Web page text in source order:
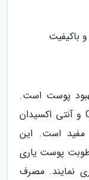
باکیفیت
پوست است.
همانطور که گفتیم این خوراکی ویتامین C و آنتی اکسیدان
مفید است. این
پوست یاری
نمایند. مصرف